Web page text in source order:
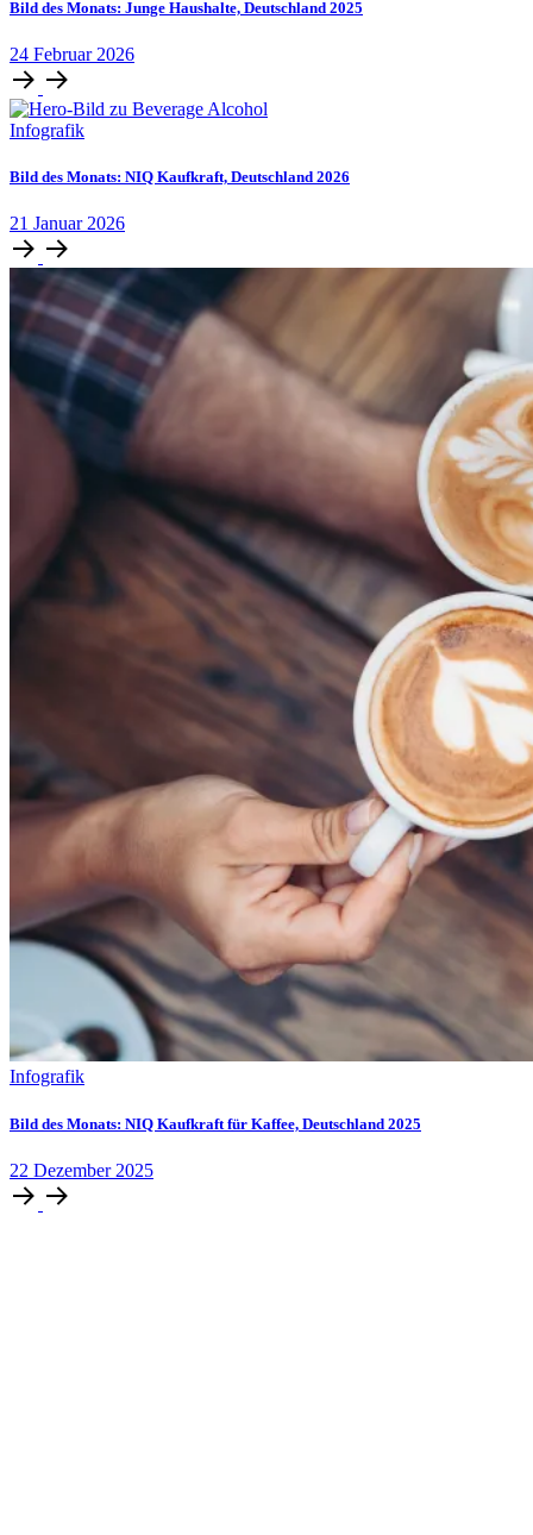
Bild des Monats: Junge Haushalte, Deutschland 2025
24 Februar 2026
Infografik
Bild des Monats: NIQ Kaufkraft, Deutschland 2026
21 Januar2026
Infografik
Bild des Monats: NIQ Kaufkraft für Kaffee, Deutschland 2025
22 Dezember 2025